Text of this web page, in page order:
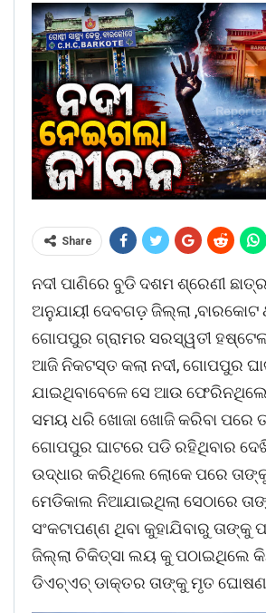
Share
ନଦୀ ପାଣିରେ ବୁଡି ଦଶମ ଶ୍ରେଣୀ
ଅନୁଯାୟୀ ଦେବଗଡ଼ ଜିଲ୍ଲା ,ବାରକୋଟ
ଗୋପପୁର ଗ୍ରାମର ସରସ୍ୱତୀ
ଆଜି ନିକଟସ୍ତ କଲା ନଦୀ, ଗୋପପୁର
ଯାଇଥିବାବେଳେ ସେ ଆଉ
ସମୟ ଧରି ଖୋଜା ଖୋଜି କରିବା ପରେ
ଗୋପପୁର ଘାଟରେ ପଡି ରହିଥିବାର
ଉଦ୍ଧାର କରିଥିଲେ ଲୋକେ ପରେ
ମେଡିକାଲ ନିଆଯାଇଥିଲା ସେଠାରେ
ସଂକଟାପଣ୍ଣ ଥିବା କୁହାଯିବାରୁ ତାଙ୍କୁ
ଜିଲ୍ଲା ଚିକିତ୍ସା ଲୟ କୁ ପଠାଇଥିଲେ
ଡିଏଚ୍‌ଏଚ୍ ଡାକ୍ତର ତାଙ୍କୁ ମୃତ